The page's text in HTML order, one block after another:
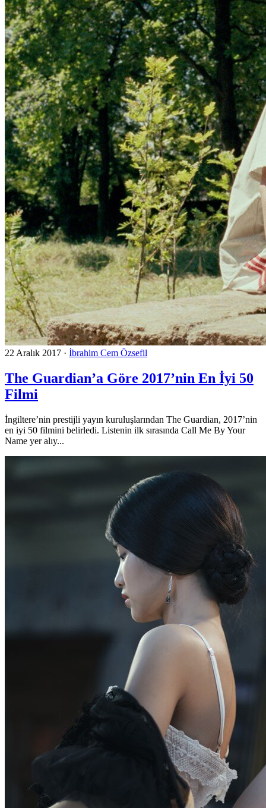
22 Aralık 2017 · İbrahim Cem Özsefil
The Guardian’a Göre 2017’nin En İyi 50
Filmi
İngiltere’nin prestijli yayın kuruluşlarından The Guardian, 2017’nin
en iyi 50 filmini belirledi. Listenin ilk sırasında Call Me By Your
Name yer alıy...